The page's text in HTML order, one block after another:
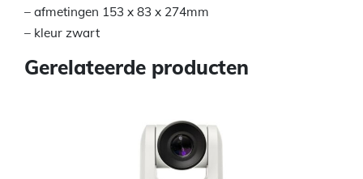
– afmetingen 153 x 83 x 274mm
– kleur zwart
Gerelateerde producten